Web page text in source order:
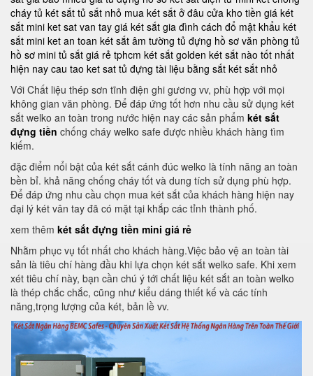
cháy tủ két sắt tủ sắt nhỏ mua két sắt ở đâu cửa kho tiền giá két
sắt mini ket sat van tay giá két sắt gia đình cách đổ mật khẩu két
sắt mini ket an toan két sắt âm tường tủ đựng hồ sơ văn phòng tủ
hồ sơ mini tủ sắt giá rẻ tphcm két sắt golden két sắt nào tốt nhất
hiện nay cau tao ket sat tủ đựng tài liệu bằng sắt két sắt nhỏ
Với Chất liệu thép sơn tĩnh điện ghi gương vv, phù hợp với mọi
không gian văn phòng. Để đáp ứng tốt hơn nhu cầu sử dụng két
sắt welko an toàn trong nước hiện nay các sản phẩm két sắt
đựng tiền chống cháy welko safe được nhiều khách hàng tìm
kiếm.
đặc điểm nổi bật của két sắt cánh đúc welko là tính năng an toàn
bền bỉ. khả năng chống cháy tốt và dung tích sử dụng phù hợp.
Để đáp ứng nhu cầu chọn mua két sắt của khách hàng hiện nay
đại lý két vân tay đã có mặt tại khắp các tỉnh thành phố.
xem thêm két sắt đựng tiền mini giá rẻ
Nhằm phục vụ tốt nhất cho khách hàng.Việc bảo vệ an toàn tài
sản là tiêu chí hàng đầu khi lựa chọn két sắt welko safe. Khi xem
xét tiêu chí này, bạn cần chú ý tới chất liệu két sắt an toàn welko
là thép chắc chắc, cũng như kiểu dáng thiết kế và các tính
năng,trọng lượng của két, bản lề vv.